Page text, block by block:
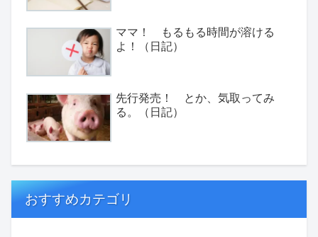
ママ！ もるもる時間が溶ける
よ！（日記）
先行発売！ とか、気取ってみ
る。（日記）
おすすめカテゴリ